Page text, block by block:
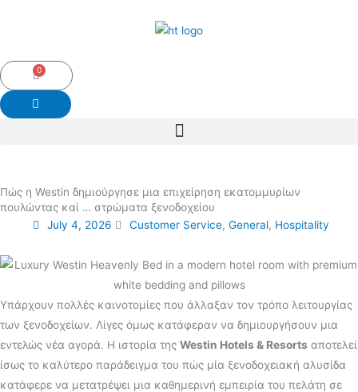
0
Cart
Πώς η Westin δημιούργησε μια επιχείρηση εκατομμυρίων
πουλώντας καί … στρώματα ξενοδοχείου
July 4, 2026
Customer Service, General, Hospitality
Yπάρχουν πολλές καινοτομίες που άλλαξαν τον τρόπο λειτουργίας
των ξενοδοχείων. Λίγες όμως κατάφεραν να δημιουργήσουν μια
εντελώς νέα αγορά. Η ιστορία της Westin Hotels & Resorts αποτελεί
ίσως το καλύτερο παράδειγμα του πώς μία ξενοδοχειακή αλυσίδα
κατάφερε να μετατρέψει μια καθημερινή εμπειρία του πελάτη σε